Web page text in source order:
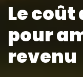
Le
pour
revenu